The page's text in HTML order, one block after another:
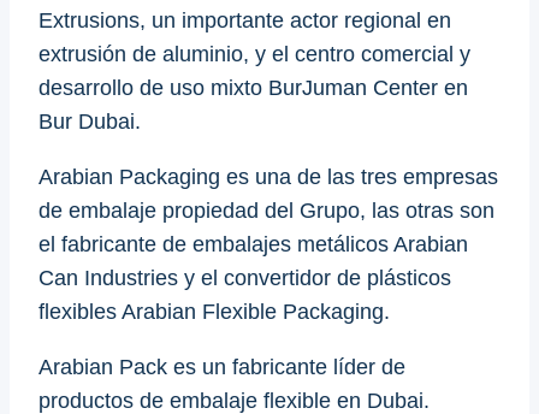
Extrusions, un importante actor regional en
extrusión de aluminio, y el centro comercial y
desarrollo de uso mixto BurJuman Center en
Bur Dubai.
Arabian Packaging es una de las tres empresas
de embalaje propiedad del Grupo, las otras son
el fabricante de embalajes metálicos Arabian
Can Industries y el convertidor de plásticos
flexibles Arabian Flexible Packaging.
Arabian Pack es un fabricante líder de
productos de embalaje flexible en Dubai.